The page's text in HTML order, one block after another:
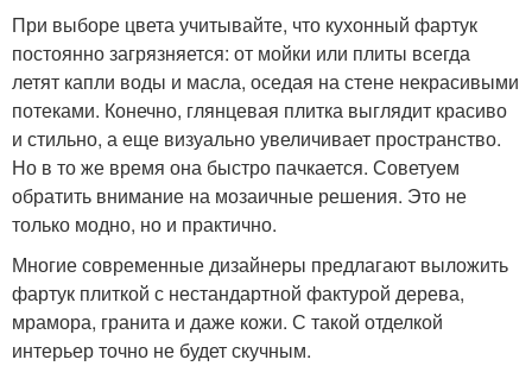
При выборе цвета учитывайте, что кухонный фартук
постоянно загрязняется: от мойки или плиты всегда
летят капли воды и масла, оседая на стене некрасивыми
потеками. Конечно, глянцевая плитка выглядит красиво
и стильно, а еще визуально увеличивает пространство.
Но в то же время она быстро пачкается. Советуем
обратить внимание на мозаичные решения. Это не
только модно, но и практично.
Многие современные дизайнеры предлагают выложить
фартук плиткой с нестандартной фактурой дерева,
мрамора, гранита и даже кожи. С такой отделкой
интерьер точно не будет скучным.